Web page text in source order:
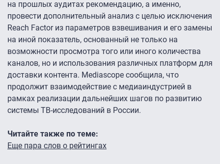
на прошлых аудитах рекомендацию, а именно,
провести дополнительный анализ с целью исключения
Reach Factor из параметров взвешивания и его замены
на иной показатель, основанный не только на
возможности просмотра того или иного количества
каналов, но и использования различных платформ для
доставки контента. Mediascope сообщила, что
продолжит взаимодействие с медиаиндустрией в
рамках реализации дальнейших шагов по развитию
системы ТВ-исследований в России.
Читайте также по теме:
Еще пара слов о рейтингах